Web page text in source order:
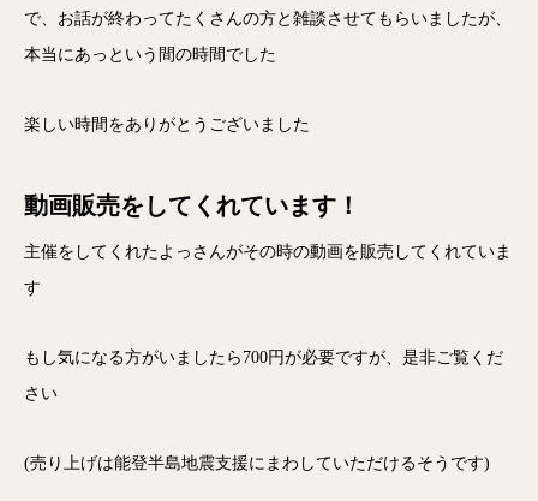
で、お話が終わってたくさんの方と雑談させてもらいましたが、
本当にあっという間の時間でした
楽しい時間をありがとうございました
動画販売をしてくれています！
主催をしてくれたよっさんがその時の動画を販売してくれていま
す
もし気になる方がいましたら700円が必要ですが、是非ご覧くだ
さい
(売り上げは能登半島地震支援にまわしていただけるそうです)